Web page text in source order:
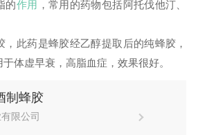
的作用 ，常用的药物包括阿托伐他汀、
，此药是蜂胶经乙醇提取后的纯蜂胶，
于体虚早衰，高脂血症，效果很好。
制蜂胶
限公司